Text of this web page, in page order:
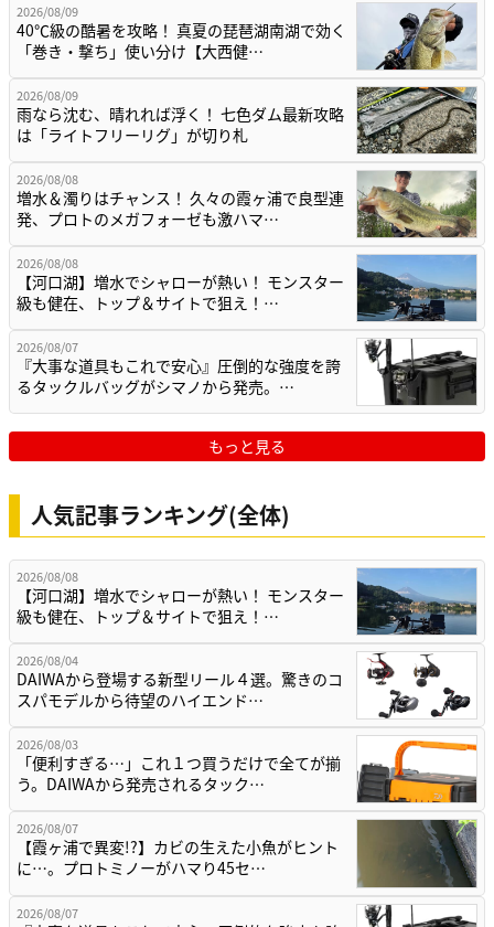
2026/08/09
40℃級の酷暑を攻略！ 真夏の琵琶湖南湖で効く
「巻き・撃ち」使い分け【大西健…
2026/08/09
雨なら沈む、晴れれば浮く！ 七色ダム最新攻略
は「ライトフリーリグ」が切り札
2026/08/08
増水＆濁りはチャンス！ 久々の霞ヶ浦で良型連
発、プロトのメガフォーゼも激ハマ…
2026/08/08
【河口湖】増水でシャローが熱い！ モンスター
級も健在、トップ＆サイトで狙え！…
2026/08/07
『大事な道具もこれで安心』圧倒的な強度を誇
るタックルバッグがシマノから発売。…
もっと見る
人気記事ランキング(全体)
2026/08/08
【河口湖】増水でシャローが熱い！ モンスター
級も健在、トップ＆サイトで狙え！…
2026/08/04
DAIWAから登場する新型リール４選。驚きのコ
スパモデルから待望のハイエンド…
2026/08/03
「便利すぎる…」これ１つ買うだけで全てが揃
う。DAIWAから発売されるタック…
2026/08/07
【霞ヶ浦で異変!?】カビの生えた小魚がヒント
に…。プロトミノーがハマり45セ…
2026/08/07